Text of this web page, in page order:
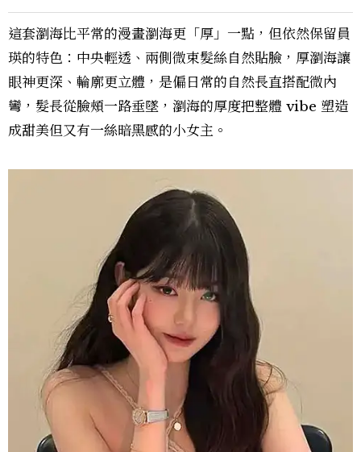
這套瀏海比平常的漫畫瀏海更「厚」一點，但依然保留員
瑛的特色：中央輕透、兩側微束髮絲自然貼臉，厚瀏海讓
眼神更深、輪廓更立體，是偏日常的自然長直搭配微內
彎，髮長從臉頰一路垂墜，瀏海的厚度把整體 vibe 塑造
成甜美但又有一絲暗黑感的小女主。